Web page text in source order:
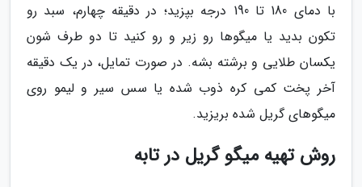
با دمای 180 تا 190 درجه بپزید؛ در دقیقه چهارم، سبد رو
تکون بدید یا میگوها رو زیر و رو کنید تا دو طرف شون
یکسان طلایی و برشته بشه. در صورت تمایل، در یک دقیقه
آخر پخت کمی کره ذوب شده یا سس سیر و لیمو روی
میگوهای گریل شده بریزید.
روش تهیه میگو گریل در تابه